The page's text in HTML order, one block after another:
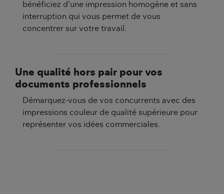
bénéficiez d’une impression homogène et sans
interruption qui vous permet de vous
concentrer sur votre travail.
Une qualité hors pair pour vos
documents professionnels
Démarquez-vous de vos concurrents avec des
impressions couleur de qualité supérieure pour
représenter vos idées commerciales.